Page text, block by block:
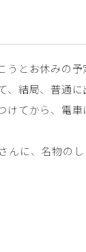
うとお休みの
、結局、普通
けてから、電
んに、名物の